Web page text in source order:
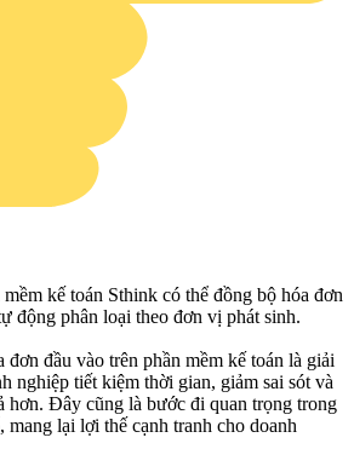
kế toán Sthink có thể đồng bộ hóa đơn
động phân loại theo đơn vị phát sinh.
đầu vào trên phần mềm kế toán là giải
nghiệp tiết kiệm thời gian, giảm sai sót và
hơn. Đây cũng là bước đi quan trọng trong
mang lại lợi thế cạnh tranh cho doanh